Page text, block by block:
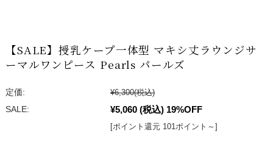
【SALE】授乳ケープ一体型 マキシ丈ラウンジサ
ーマルワンピース Pearls パールズ
定価: ¥6,300(税込)
SALE:
¥5,060 (税込) 19%OFF
[ポイント還元 101ポイント～]